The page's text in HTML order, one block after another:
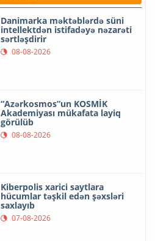
Danimarka məktəblərdə süni
intellektdən istifadəyə nəzarəti
sərtləşdirir
08-08-2026
“Azərkosmos”un KOSMİK
Akademiyası mükafata layiq
görülüb
08-08-2026
Kiberpolis xarici saytlara
hücumlar təşkil edən şəxsləri
saxlayıb
07-08-2026